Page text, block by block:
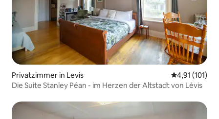
Privatzimmer in Levis
4,91 (101)
Die Suite Stanley Péan - im Herzen der Altstadt von Lévis